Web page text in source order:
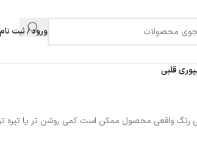
ورود / ثبت نام
قلبی
رنگ واقعی محصول ممکن است کمی روشن تر یا تیره